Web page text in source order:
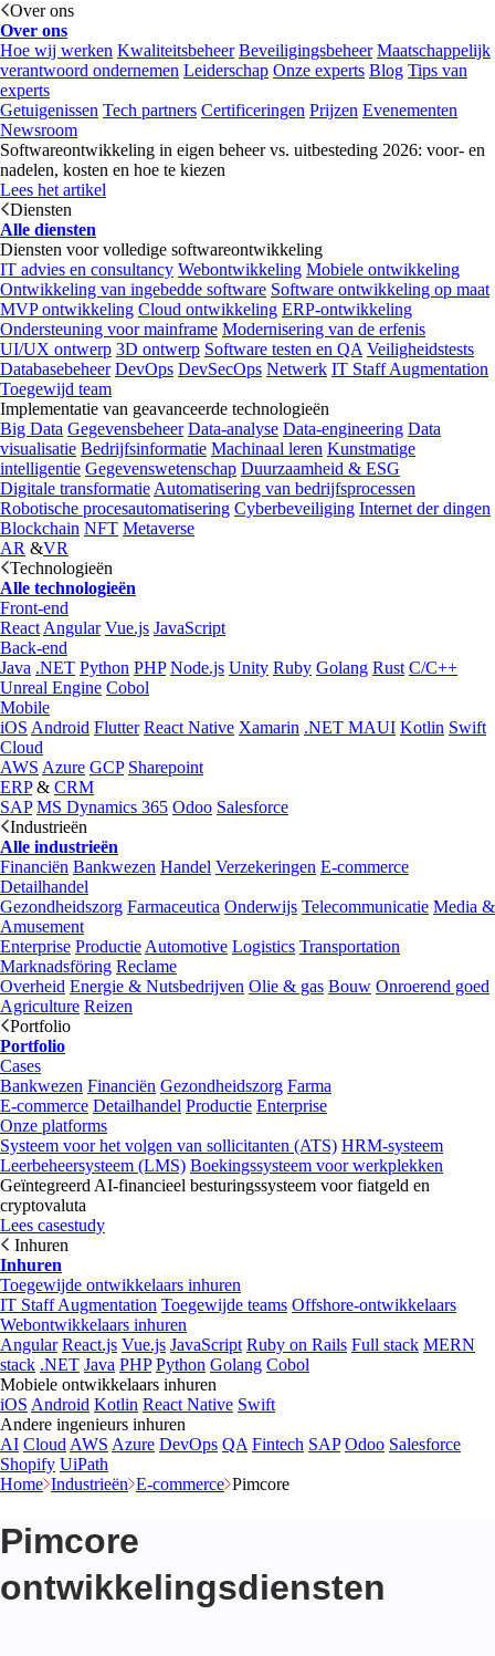
Over ons
Over ons
Hoe wij werken Kwaliteitsbeheer Beveiligingsbeheer Maatschappelijk
verantwoord ondernemen Leiderschap Onze experts Blog Tips van
experts
Getuigenissen Tech partners Certificeringen Prijzen Evenementen
Newsroom
Softwareontwikkeling in eigen beheer vs. uitbesteding 2026: voor- en
nadelen, kosten en hoe te kiezen
Lees het artikel
Diensten
Alle diensten
Diensten voor volledige softwareontwikkeling
IT advies en consultancy Webontwikkeling Mobiele ontwikkeling
Ontwikkeling van ingebedde software Software ontwikkeling op maat
MVP ontwikkeling Cloud ontwikkeling ERP-ontwikkeling
Ondersteuning voor mainframe Modernisering van de erfenis
UI/UX ontwerp 3D ontwerp Software testen en QA Veiligheidstests
Databasebeheer DevOps DevSecOps Netwerk IT Staff Augmentation
Toegewijd team
Implementatie van geavanceerde technologieën
Big Data Gegevensbeheer Data-analyse Data-engineering Data
visualisatie Bedrijfsinformatie Machinaal leren Kunstmatige
intelligentie Gegevenswetenschap Duurzaamheid & ESG
Digitale transformatie Automatisering van bedrijfsprocessen
Robotische procesautomatisering Cyberbeveiliging Internet der dingen
Blockchain NFT Metaverse
AR &VR
Technologieën
Alle technologieën
Front-end
React Angular Vue.js JavaScript
Back-end
Java .NET Python PHP Node.js Unity Ruby Golang Rust C/C++
Unreal Engine Cobol
Mobile
iOS Android Flutter React Native Xamarin .NET MAUI Kotlin Swift
Cloud
AWS Azure GCP Sharepoint
ERP& CRM
SAP MS Dynamics 365 Odoo Salesforce
Industrieën
Alle industrieën
Financiën Bankwezen Handel Verzekeringen E-commerce
Detailhandel
Gezondheidszorg Farmaceutica Onderwijs Telecommunicatie Media &
Amusement
Enterprise Productie Automotive Logistics Transportation
Marknadsföring Reclame
Overheid Energie & Nutsbedrijven Olie & gas Bouw Onroerend goed
Agriculture Reizen
Portfolio
Portfolio
Cases
Bankwezen Financiën Gezondheidszorg Farma
E-commerce Detailhandel Productie Enterprise
Onze platforms
Systeem voor het volgen van sollicitanten (ATS) HRM-systeem
Leerbeheersysteem (LMS) Boekingssysteem voor werkplekken
Geïntegreerd AI-financieel besturingssysteem voor fiatgeld en
cryptovaluta
Lees casestudy
Inhuren
Inhuren
Toegewijde ontwikkelaars inhuren
IT Staff Augmentation Toegewijde teams Offshore-ontwikkelaars
Webontwikkelaars inhuren
Angular React.js Vue.js JavaScript Ruby on Rails Full stack MERN
stack .NET Java PHP Python Golang Cobol
Mobiele ontwikkelaars inhuren
iOS Android Kotlin React Native Swift
Andere ingenieurs inhuren
AI Cloud AWS Azure DevOps QA Fintech SAP Odoo Salesforce
Shopify UiPath
Home Industrieën E-commerce Pimcore
Pimcore
ontwikkelingsdiensten